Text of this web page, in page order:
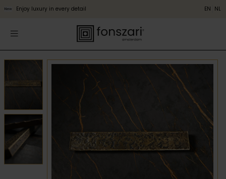
New Enjoy luxury in every detail EN NL